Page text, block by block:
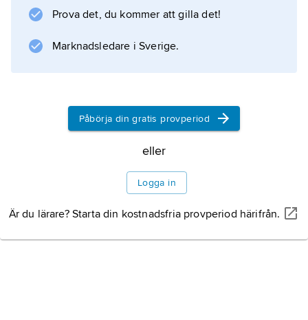
uppenbart – romerska graffiti på egyptiska
Prova det, du kommer att gilla det!
Marknadsledare i Sverige.
Påbörja din gratis provperiod
eller
Logga in
Är du lärare? Starta din kostnadsfria provperiod härifrån.